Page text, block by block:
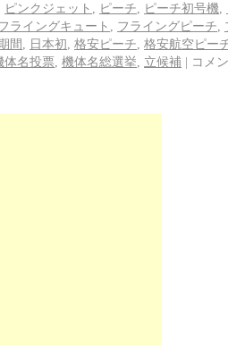
ピンクジェット ピーチ ピーチ初号機
ライングキュート フライングピーチ
間 日本初 格安ピーチ 格安航空ピー
体名投票 機体名総選挙 立候補 | コメ